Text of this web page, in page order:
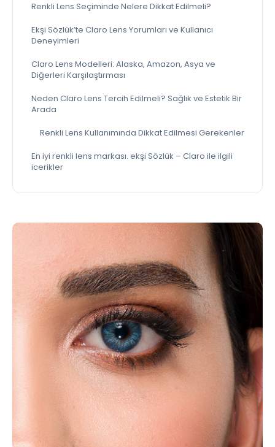
Renkli Lens Seçiminde Nelere Dikkat Edilmeli?
Ekşi Sözlük’te Claro Lens Yorumları ve Kullanıcı
Deneyimleri
Claro Lens Modelleri: Alaska, Amazon, Asya ve
Diğerleri Karşılaştırması
Neden Claro Lens Tercih Edilmeli? Sağlık ve Estetik Bir
Arada
Renkli Lens Kullanımında Dikkat Edilmesi Gerekenler
En iyi renkli lens markası. ekşi Sözlük – Claro ile ilgili
icerikler